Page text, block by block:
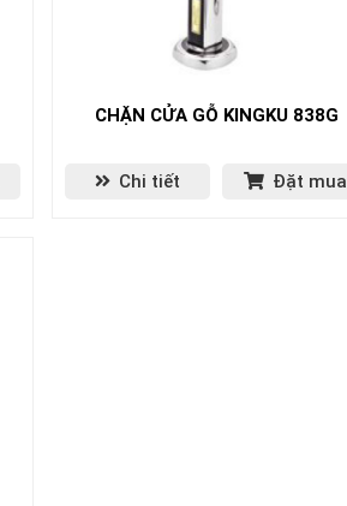
CHẶN CỬA GỖ KINGKU 838G
Chi tiết Đặt mua